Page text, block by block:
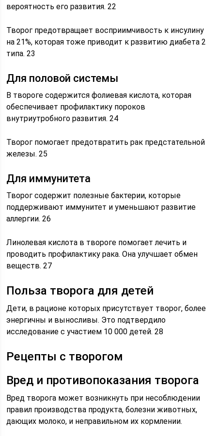
вероятность его развития. 22
Творог предотвращает восприимчивость к инсулину
на 21%, которая тоже приводит к развитию диабета 2
типа. 23
Для половой системы
В твороге содержится фолиевая кислота, которая
обеспечивает профилактику пороков
внутриутробного развития. 24
Творог помогает предотвратить рак предстательной
железы. 25
Для иммунитета
Творог содержит полезные бактерии, которые
поддерживают иммунитет и уменьшают развитие
аллергии. 26
Линолевая кислота в твороге помогает лечить и
проводить профилактику рака. Она улучшает обмен
веществ. 27
Польза творога для детей
Дети, в рационе которых присутствует творог, более
энергичны и выносливы. Это подтвердило
исследование с участием 10 000 детей. 28
Рецепты с творогом
Вред и противопоказания творога
Вред творога может возникнуть при несоблюдении
правил производства продукта, болезни животных,
дающих молоко, и неправильном их кормлении.